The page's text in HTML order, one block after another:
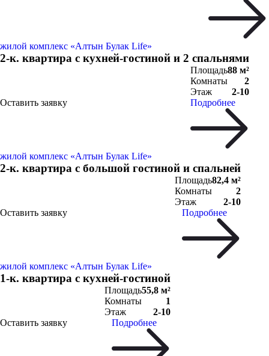
жилой комплекс «Алтын Булак Life»
2-к. квартира c кухней-гостиной и 2 спальнями
Площадь88 м²
Комнаты
2
Этаж
2-10
Оставить заявку
Подробнее
жилой комплекс «Алтын Булак Life»
2-к. квартира c большой гостиной и спальней
Площадь82,4 м²
Комнаты
2
Этаж
2-10
Оставить заявку
Подробнее
жилой комплекс «Алтын Булак Life»
1-к. квартира c кухней-гостиной
Площадь55,8 м²
Комнаты
1
Этаж
2-10
Оставить заявку
Подробнее